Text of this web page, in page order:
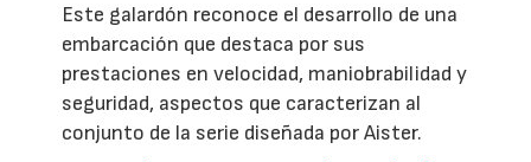
Este galardón reconoce el desarrollo de una
embarcación que destaca por sus
prestaciones en velocidad, maniobrabilidad y
seguridad, aspectos que caracterizan al
conjunto de la serie diseñada por Aister.